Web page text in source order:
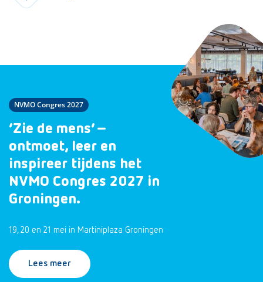
NVMO Congres 2027
‘Zie de mens’ –
ontmoet, leer en
inspireer tijdens het
NVMO Congres 2027 in
Groningen.
19, 20 en 21 mei in Martiniplaza Groningen
Lees meer